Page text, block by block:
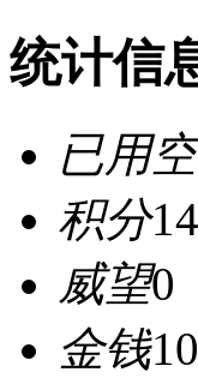
统计信
已用
积分
威望0
金钱